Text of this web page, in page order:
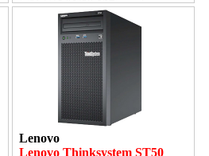
Lenovo
Lenovo Thinksystem ST50